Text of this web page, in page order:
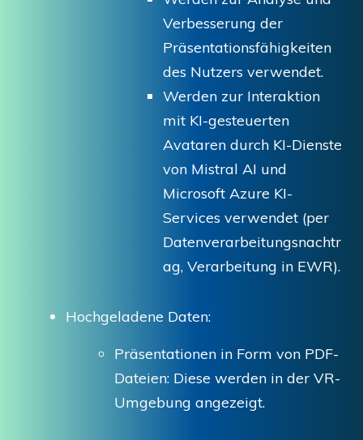
Verbesserung der
Präsentationsfähigkeiten
des Nutzers verwendet.
Werden zur Interaktion
mit KI-gesteuerten
Avataren durch KI-Dienste
von Mistral AI und
Microsoft Azure KI-
Services verwendet (per
Datenverarbeitungsnachtr
ag, Verarbeitung in EWR).
Hochgeladene Daten:
Präsentationen in Form von PDF-
Dateien: Diese werden in der VR-
Umgebung angezeigt.